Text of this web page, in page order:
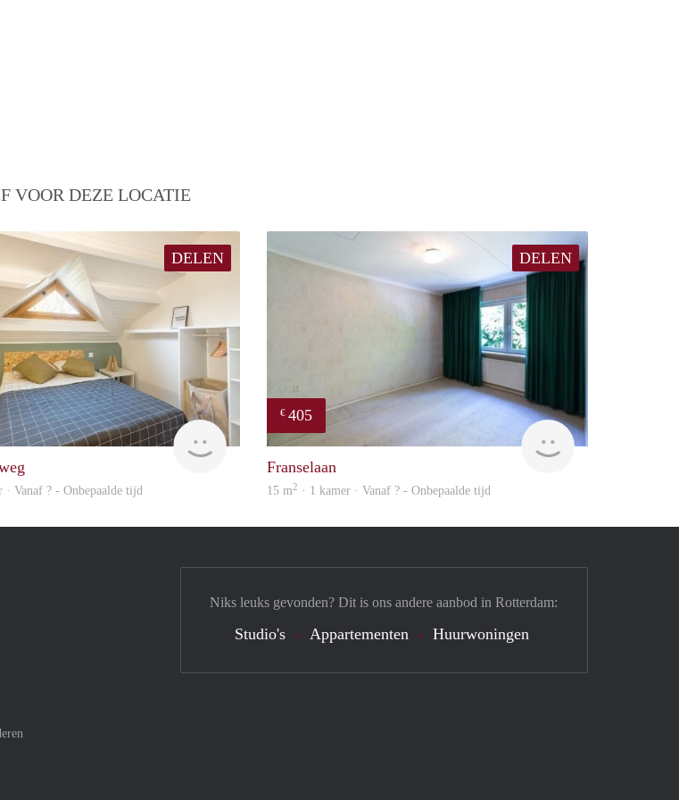
VOOR DEZE LOCATIE
DELEN
finder
· Vanaf ? - Onbepaalde tijd
DELEN
€ 405
finder
Franselaan
15 m2 · 1 kamer · Vanaf ? - Onbepaalde tijd
Niks leuks gevonden? Dit is ons andere aanbod in Rotterdam:
Studio's Appartementen Huurwoningen